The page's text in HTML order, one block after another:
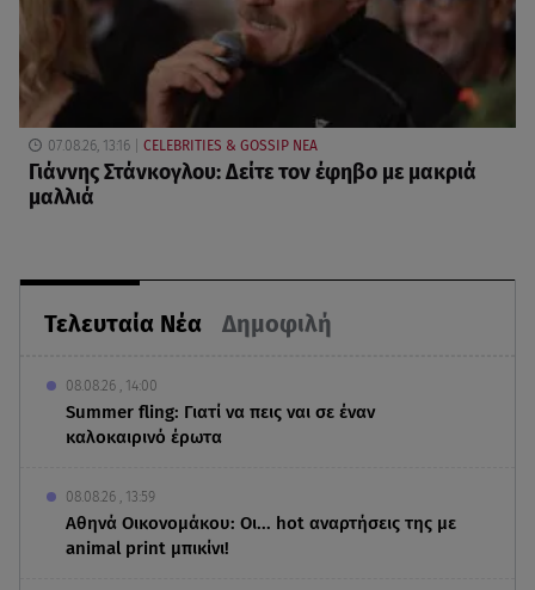
Τελευταία Νέα Δημοφιλή
08.08.26 , 14:00
Summer fling: Γιατί να πεις ναι σε έναν
καλοκαιρινό έρωτα
08.08.26 , 13:59
Αθηνά Οικονομάκου: Οι... hot αναρτήσεις της με
animal print μπικίνι!
07.08.26, 13:16 CELEBRITIES & GOSSIP ΝΕΑ
Γιάννης Στάνκογλου: Δείτε τον έφηβο με μακριά
μαλλιά